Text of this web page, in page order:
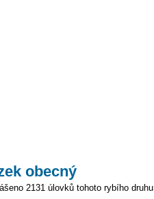
obecný
2131 úlovků tohoto rybího